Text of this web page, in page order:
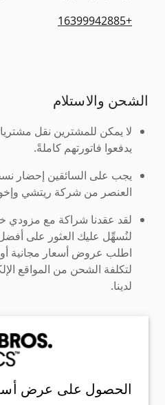
+16399942885
الشحن والاستلام
لا يمكن للمشترين نقل
يدفعوا فاتورتهم كاملةً.
يجب على السائقين إحضار
العنصر من شركة ريتشي
لقد عقدنا شراكة مع
لنُسهِّل عليك العثور على
اطلب عروض أسعار مجانية
لتكلفة الشحن من المواقع
لدينا.
الحصول على عرض